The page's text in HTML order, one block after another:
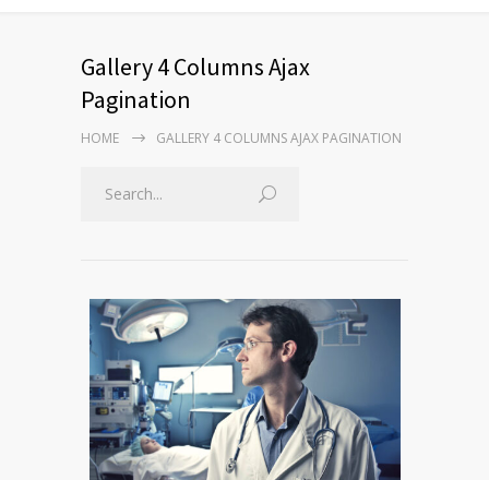
Gallery 4 Columns Ajax
Pagination
HOME GALLERY 4 COLUMNS AJAX PAGINATION